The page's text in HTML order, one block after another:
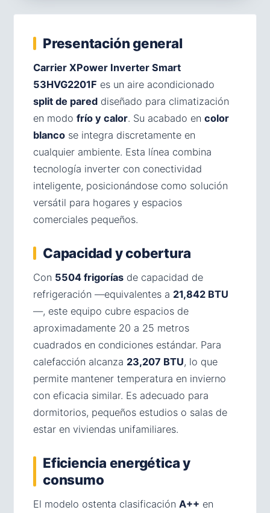
Presentación general
Carrier XPower Inverter Smart
53HVG2201F es un aire acondicionado
split de pared diseñado para climatización
en modo frío y calor. Su acabado en color
blanco se integra discretamente en
cualquier ambiente. Esta línea combina
tecnología inverter con conectividad
inteligente, posicionándose como solución
versátil para hogares y espacios
comerciales pequeños.
Capacidad y cobertura
Con 5504 frigorías de capacidad de
refrigeración —equivalentes a 21,842 BTU
—, este equipo cubre espacios de
aproximadamente 20 a 25 metros
cuadrados en condiciones estándar. Para
calefacción alcanza 23,207 BTU, lo que
permite mantener temperatura en invierno
con eficacia similar. Es adecuado para
dormitorios, pequeños estudios o salas de
estar en viviendas unifamiliares.
Eficiencia energética y
consumo
El modelo ostenta clasificación A++ en